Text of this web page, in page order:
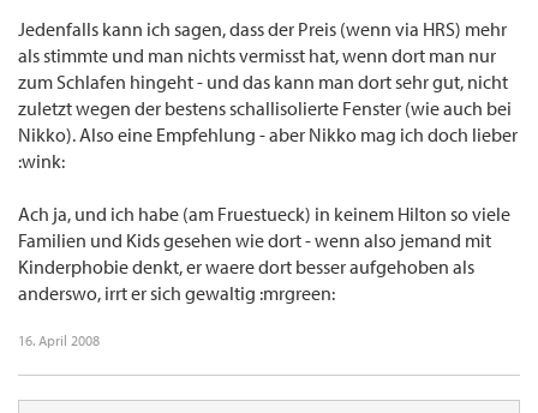
Jedenfalls kann ich sagen, dass der Preis (wenn via HRS) mehr
als stimmte und man nichts vermisst hat, wenn dort man nur
zum Schlafen hingeht - und das kann man dort sehr gut, nicht
zuletzt wegen der bestens schallisolierte Fenster (wie auch bei
Nikko). Also eine Empfehlung - aber Nikko mag ich doch lieber
:wink:
Ach ja, und ich habe (am Fruestueck) in keinem Hilton so viele
Familien und Kids gesehen wie dort - wenn also jemand mit
Kinderphobie denkt, er waere dort besser aufgehoben als
anderswo, irrt er sich gewaltig :mrgreen:
16. April 2008